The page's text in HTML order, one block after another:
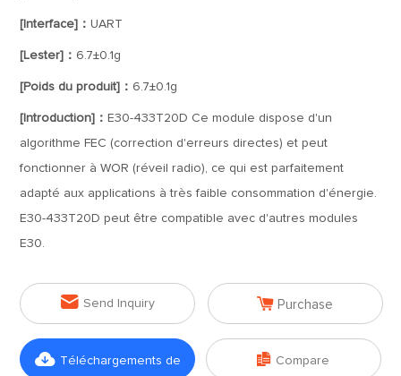
[Interface]：UART
[Lester]： 6.7±0.1g
[Poids du produit]： 6.7±0.1g
[Introduction]： E30-433T20D Ce module dispose d'un
algorithme FEC (correction d'erreurs directes) et peut
fonctionner à WOR (réveil radio), ce qui est parfaitement
adapté aux applications à très faible consommation d'énergie.
E30-433T20D peut être compatible avec d'autres modules
E30.
 Send Inquiry  Purchase
 Téléchargements de  Compare